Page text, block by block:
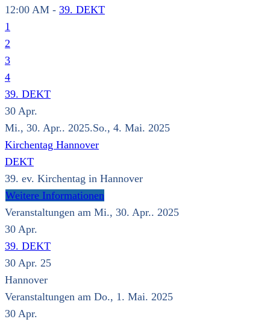
12:00 AM - 39. DEKT
1
2
3
4
39. DEKT
30 Apr.
Mi., 30. Apr.. 2025.So., 4. Mai. 2025
Kirchentag Hannover
DEKT
39. ev. Kirchentag in Hannover
Weitere Informationen
Veranstaltungen am Mi., 30. Apr.. 2025
30 Apr.
39. DEKT
30 Apr. 25
Hannover
Veranstaltungen am Do., 1. Mai. 2025
30 Apr.